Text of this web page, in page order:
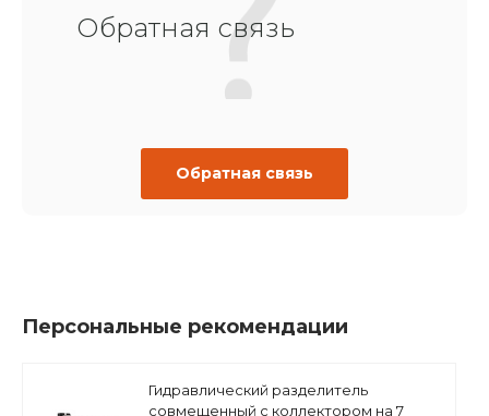
Обратная связь
Обратная связь
Персональные рекомендации
Гидравлический разделитель
совмещенный с коллектором на 7